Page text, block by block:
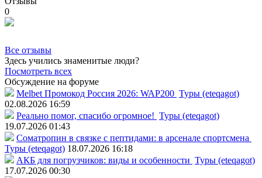
0
Все отзывы
Здесь учились знаменитые люди?
Посмотреть всех
Обсуждение на форуме
Melbet Промокод Россия 2026: WAP200 Туры (eteqagot)
02.08.2026 16:59
Реально помог, спасибо огромное! Туры (eteqagot)
19.07.2026 01:43
Соматропин в связке с пептидами: в арсенале спортсмена
Туры (eteqagot) 18.07.2026 16:18
АКБ для погрузчиков: виды и особенности Туры (eteqagot)
17.07.2026 00:30